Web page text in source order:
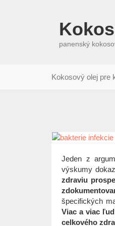
panenský
Kokosový olej pre
Jeden z
výskumy
zdraviu
špecifických
Viac a viac
celkového